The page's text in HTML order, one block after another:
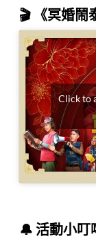
🎬 《冥婚鬧
Click to
🔔 活動小叮